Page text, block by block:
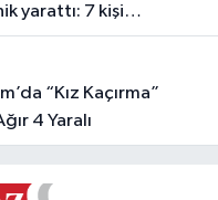
yarattı: 7 kişi
4 Yaralı